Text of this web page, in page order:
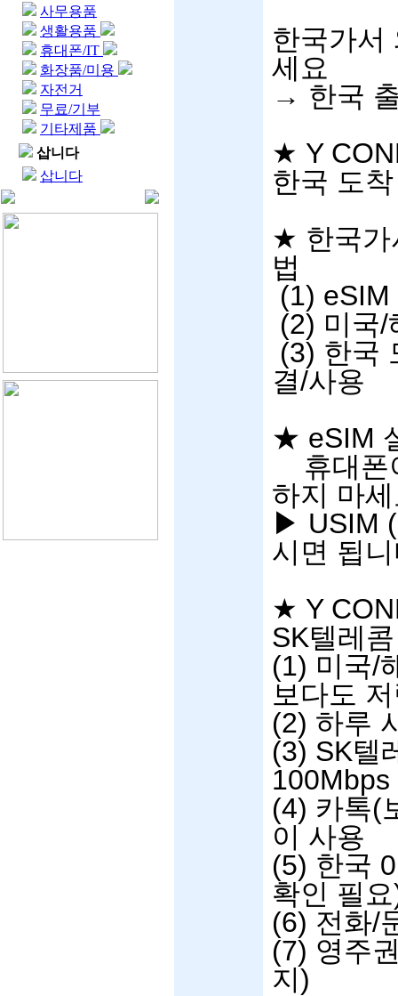
사무용품
생활용품
휴대폰/IT
화장품/미용
자전거
무료/기부
기타제품
삽니다
삽니다
한국가서
세요
→ 한국
★ Y
한국 도
★ 한국
법
(1) eSIM
(2) 미국/
(3) 한국
결/사용
★ eSIM
휴대폰
하지 마
▶ USIM (
시면 됩
★ Y
SK텔레
(1) 미국/
보다도
(2) 하루
(3) SK텔
100Mbps
(4) 카톡(
이 사용
(5) 한국
확인 필요
(6) 전화/
(7) 영주
지 )